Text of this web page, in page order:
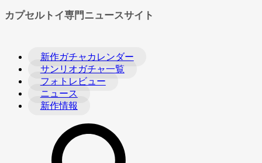
カプセルトイ専門ニュースサイト
新作ガチャカレンダー
サンリオガチャ一覧
フォトレビュー
ニュース
新作情報